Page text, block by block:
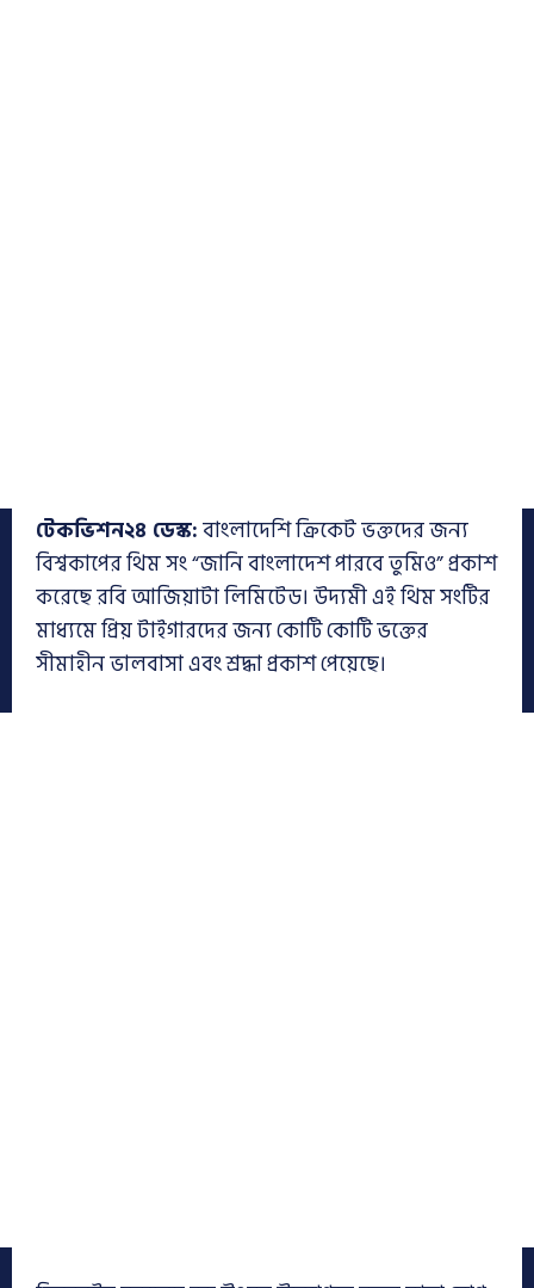
টেকভিশন২৪ ডেস্ক:বাংলাদেশি ক্রিকেট ভক্তদের জন্য
বিশ্বকাপের থিম সং “জানি বাংলাদেশ পারবে তুমিও” প্রকাশ
করেছে রবি আজিয়াটা লিমিটেড। উদ্যমী এই থিম সংটির
মাধ্যমে প্রিয় টাইগারদের জন্য কোটি কোটি ভক্তের
সীমাহীন ভালবাসা এবং শ্রদ্ধা প্রকাশ পেয়েছে।